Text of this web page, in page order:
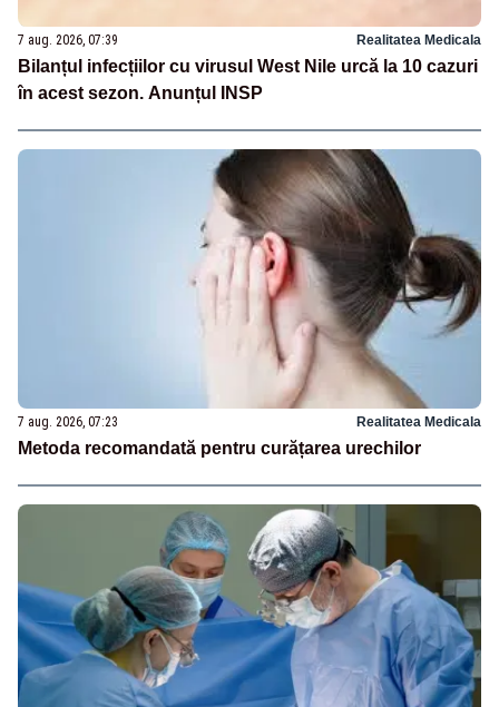
7 aug. 2026, 07:39 Realitatea Medicala
Bilanțul infecțiilor cu virusul West Nile urcă la 10 cazuri
în acest sezon. Anunțul INSP
7 aug. 2026, 07:23 Realitatea Medicala
Metoda recomandată pentru curățarea urechilor